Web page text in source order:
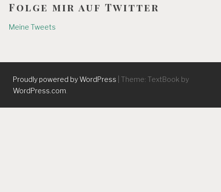
Folge mir auf Twitter
Meine Tweets
Proudly powered by WordPress
Theme: TextBook by
WordPress.com